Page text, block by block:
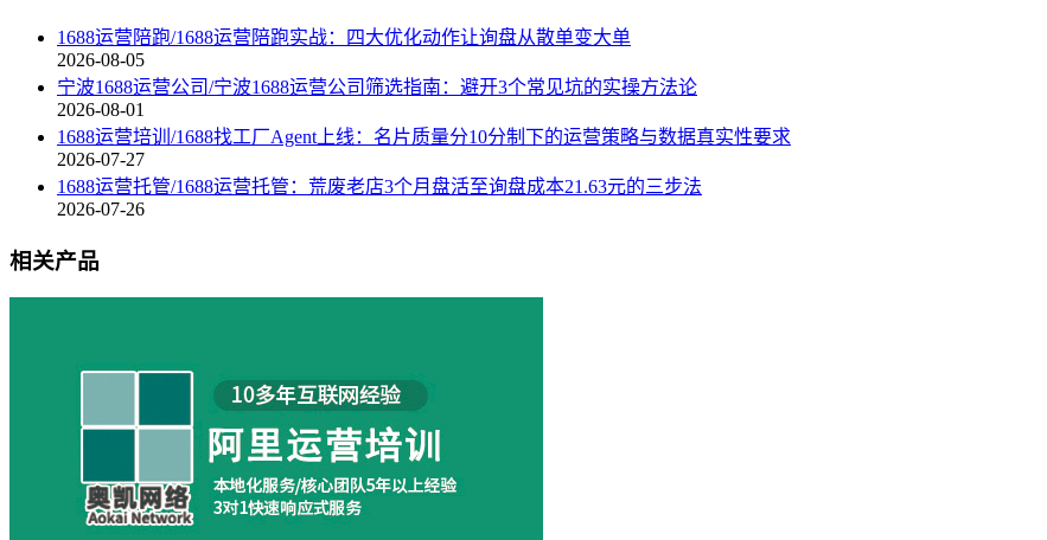
1688运营陪跑/1688运营陪跑实战：四大优化动作让询盘从散单变大单
2026-08-05
宁波1688运营公司/宁波1688运营公司筛选指南：避开3个常见坑的实操方法论
2026-08-01
1688运营培训/1688找工厂Agent上线：名片质量分10分制下的运营策略与数据真实性要求
2026-07-27
1688运营托管/1688运营托管：荒废老店3个月盘活至询盘成本21.63元的三步法
2026-07-26
相关产品